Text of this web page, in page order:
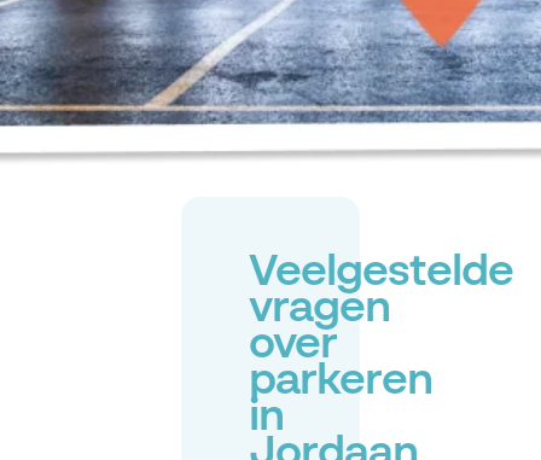
Veelgestelde
vragen
over
parkeren
in